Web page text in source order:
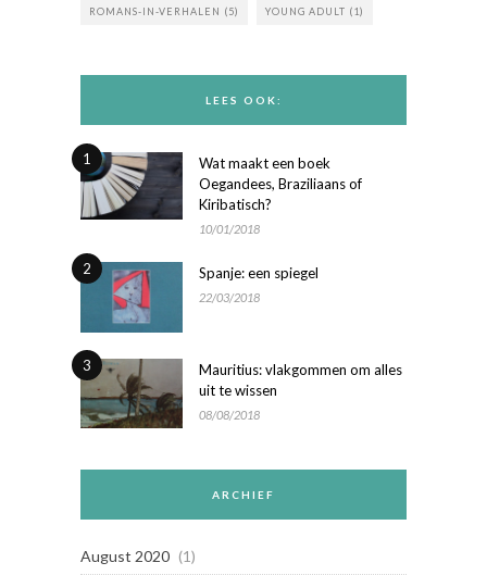
ROMANS-IN-VERHALEN (5) YOUNG ADULT (1)
LEES OOK:
1
Wat maakt een boek
Oegandees, Braziliaans of
Kiribatisch?
10/01/2018
2 Spanje: een spiegel
22/03/2018
3
Mauritius: vlakgommen om alles
uit te wissen
08/08/2018
ARCHIEF
August 2020 (1)